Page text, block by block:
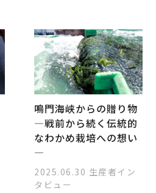
鳴門海峡からの贈り物
―戦前から続く伝統的
なわかめ栽培への想い
―
2025.06.30 生産者イン
タビュー